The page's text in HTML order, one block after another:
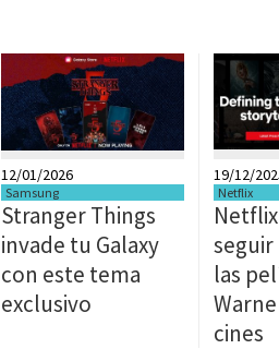
12/01/2026
Samsung
Stranger Things
invade tu Galaxy
con este tema
exclusivo
19/12/
Netflix
las
cines